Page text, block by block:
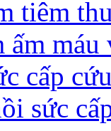
tiêm
ấm
cấp
sức